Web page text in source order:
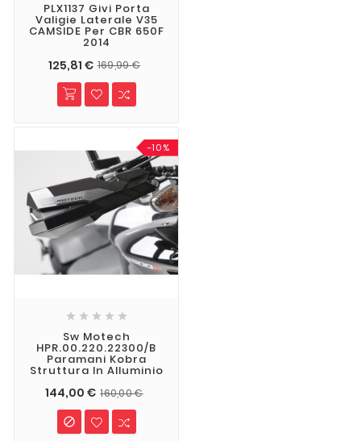
PLX1137 Givi Porta
Valigie Laterale V35
CAMSIDE Per CBR 650F
2014
125,81 € 169,99 €
-10%
    
Sw Motech
HPR.00.220.22300/B
Paramani Kobra
Struttura In Alluminio
144,00 € 160,00 €
